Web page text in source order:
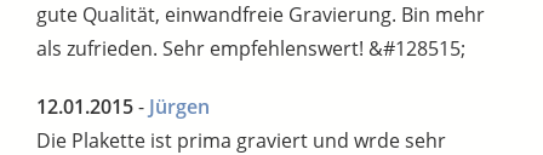
gute Qualität, einwandfreie Gravierung. Bin mehr
als zufrieden. Sehr empfehlenswert! &#128515;
12.01.2015- Jürgen
Die Plakette ist prima graviert und wrde sehr